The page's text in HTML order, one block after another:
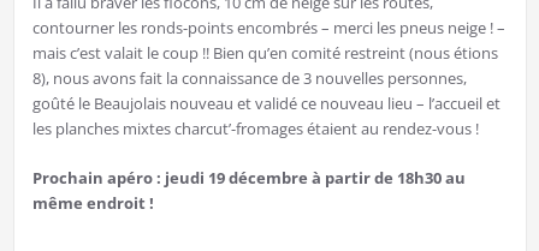
contourner les ronds-points encombrés – merci les pneus neige ! –
mais c’est valait le coup !! Bien qu’en comité restreint (nous étions
8), nous avons fait la connaissance de 3 nouvelles personnes,
goûté le Beaujolais nouveau et validé ce nouveau lieu – l’accueil et
les planches mixtes charcut’-fromages étaient au rendez-vous !
Prochain apéro : jeudi 19 décembre à partir de 18h30 au
même endroit !